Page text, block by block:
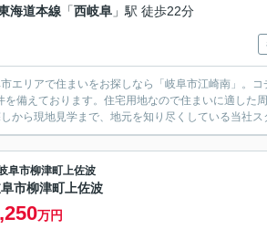
海道本線 「西岐阜 」駅 徒歩22分
エリアで住まいをお探しなら「岐阜市江崎南」。
備えております。住宅用地なので住まいに適した
から現地見学まで、地元を知り尽くしている当社
阜市柳津町上佐波
市柳津町上佐波
万円